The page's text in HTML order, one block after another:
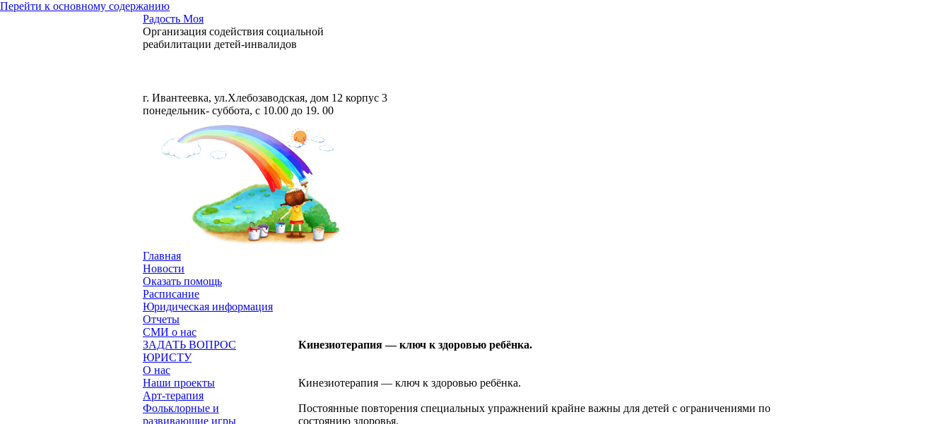
Перейти к основному содержанию
Радость Моя
Организация содействия социальной
реабилитации детей-инвалидов
г. Ивантеевка, ул.Хлебозаводская, дом 12 корпус 3
понедельник- суббота, с 10.00 до 19. 00
Главная
Новости
Оказать помощь
Расписание
Юридическая информация
Отчеты
СМИ о нас
ЗАДАТЬ ВОПРОС
ЮРИСТУ
О нас
Наши проекты
Арт-терапия
Фольклорные и
развивающие игры
Кинезиотерапия — ключ к здоровью ребёнка.
Кинезиотерапия — ключ к здоровью ребёнка.
Постоянные повторения специальных упражнений крайне важны для детей с ограничениями по
состоянию здоровья.